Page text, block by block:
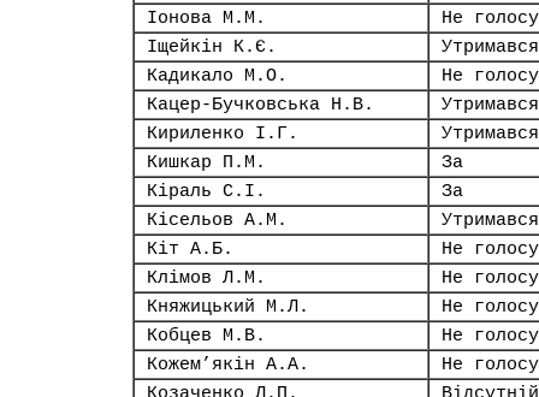
Іонова М.М.
Не
Іщейкін К.Є.
Утримався
Кадикало М.О.
Не
Кацер-Бучковська Н.В.
Утримався
Кириленко І.Г.
Утримався
Кишкар П.М.
За
Кіраль С.І.
За
Кісельов А.М.
Утримався
Кіт А.Б.
Не
Клімов Л.М.
Не
Княжицький М.Л.
Не
Кобцев М.В.
Не
Кожем’якін А.А.
Не